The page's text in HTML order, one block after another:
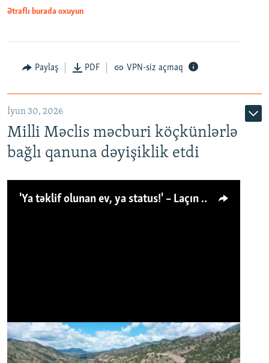
Ətraflı burada oxuyun
Paylaş PDF VPN-siz açmaq
İyun 30, 2026
Milli Məclis məcburi köçkünlərlə
bağlı qanuna dəyişiklik etdi
'Ya təklif olunan ev, ya status!' – Laçın köçkünü: 'Laçından başqa heç hara!'